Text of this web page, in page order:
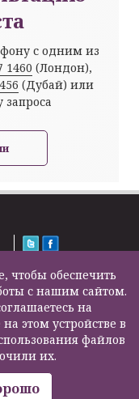
с одним из
1460 (Лондон),
(Дубай) или
2000 – 2026©
F200500002
чтобы обеспечить
с нашим сайтом.
на
этом устройстве в
файлов
их.